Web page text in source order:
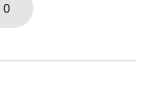
0